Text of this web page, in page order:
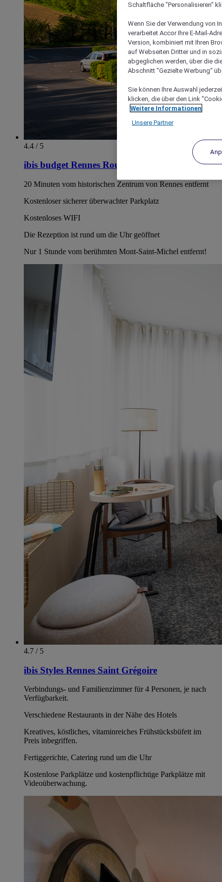
4.4 / 5
ibis budget Rennes Route de Saint Malo
20 Minuten vom historischen Zentrum von Rennes entfernt
Kostenloser sicherer überwachter Parkplatz
Kostenloses WIFI
Die Rezeption ist rund um die Uhr geöffnet
Nur 1 Stunde vom berühmten Mont-Saint-Michel entfernt!
4.7 / 5
ibis Styles Rennes Saint Grégoire
Verbindungs- und Familienzimmer für 4 Personen, je nach
Verfügbarkeit.
Verschiedene Restaurants in der Nähe des Hotels
Kreatives, köstliches, vitaminreiches Frühstücksbüfett im
Preis inbegriffen.
Fertiggerichte, Catering rund um die Uhr
Kostenlose Parkplätze und kostenpflichtige Parkplätze mit
Videoüberwachung.
Schaltfläche "Personalisieren“
Wenn Sie der Verwendung von
verarbeitet Accor Ihre E-Mail-
Version, kombiniert mit Ihren
auf Webseiten Dritter und in
abgeglichen werden, über die
Abschnitt "Gezielte Werbung“
Sie können Ihre Auswahl
klicken, die über den Link
Weitere Informationen
Unsere Partner